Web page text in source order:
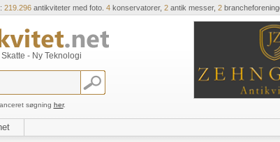
219.296antikviteter med foto. 4konservatorer, 2antik messer, 2
- Ny Teknologi
søgning her.